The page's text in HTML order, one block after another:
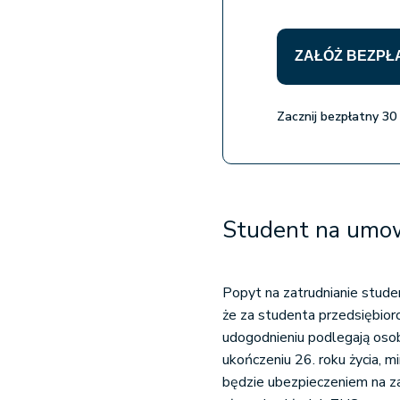
ZAŁÓŻ
Zacznij bezpłatny
Student na
Popyt na zatrudnianie
że za studenta
udogodnieniu podlegają
ukończeniu 26. roku życia,
będzie ubezpieczeniem na